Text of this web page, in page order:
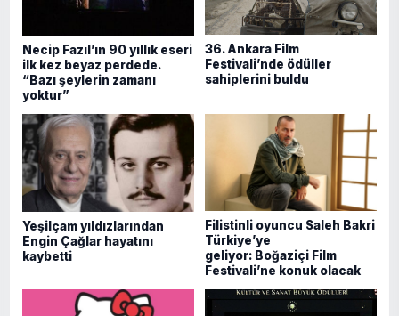
Necip Fazıl’ın 90 yıllık eseri
ilk kez beyaz perdede.
“Bazı şeylerin zamanı
yoktur”
36. Ankara Film
Festivali’nde ödüller
sahiplerini buldu
Yeşilçam yıldızlarından
Engin Çağlar hayatını
kaybetti
Filistinli oyuncu Saleh Bakri
Türkiye’ye
geliyor: Boğaziçi Film
Festivali’ne konuk olacak